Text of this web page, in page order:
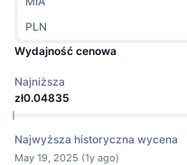
PLN
Wydajność cenowa
Najniższa
zł0.04835
Najwyższa historyczna wycena
May 19, 2025 (1y ago)